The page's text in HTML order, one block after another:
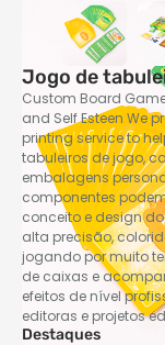
Jogo de
Custom Board
and Self Esteen We
printing service to
tabuleiros de jogo,
embalagens
componentes
conceito e design
alta precisão,
jogando por muito
de caixas e
efeitos de nível
editoras e projetos
Destaques